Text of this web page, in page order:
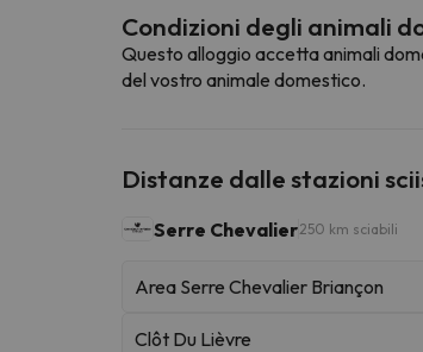
Condizioni degli animali
Questo alloggio accetta animali
del vostro animale domestico.
Distanze dalle stazioni
Serre Chevalier250 km sciabili
Area Serre Chevalier Briançon
Clôt Du Lièvre